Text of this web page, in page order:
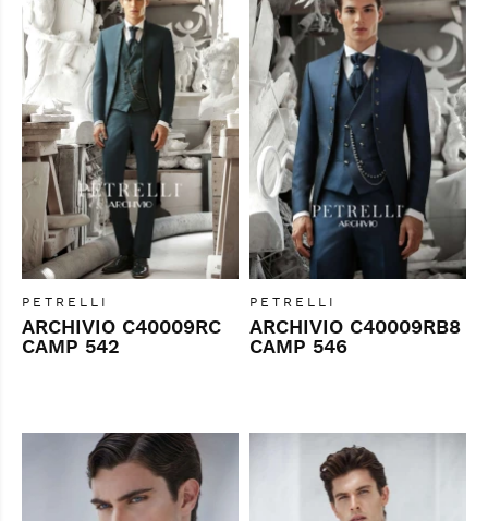
PETRELLI
ARCHIVIO C40009RC
CAMP 542
PETRELLI
ARCHIVIO C40009RB8
CAMP 546